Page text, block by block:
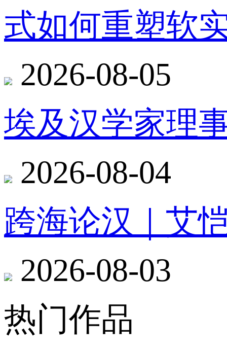
式如何重塑软
2026-08-05
埃及汉学家理
2026-08-04
跨海论汉｜艾
2026-08-03
热门作品